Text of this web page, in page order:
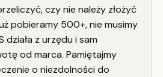
czy nie należy złożyć
pobieramy 500+, nie musimy
działa z urzędu i sam
od marca. Pamiętajmy
o niezdolności do